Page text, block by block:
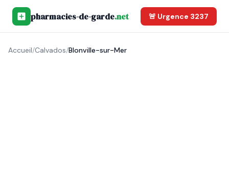
pharmacies-de-garde.net 🚨 Urgence 3237
Accueil/Calvados/Blonville-sur-Mer